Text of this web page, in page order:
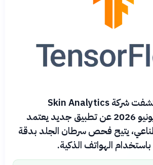
في خطوة ثورية، كشفت شركة Skin Analytics
البريطانية في 23 يونيو 2026 عن تطبيق جديد يعتمد
يتيح فحص سرطان الجلد بدقة